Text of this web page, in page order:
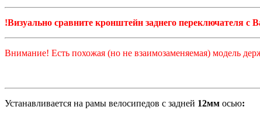
!Визуально сравните кронштейн заднего переключателя с
Внимание! Есть похожая (но не взаимозаменяемая) модель
Устанавливается на рамы велосипедов с задней 12мм осью: